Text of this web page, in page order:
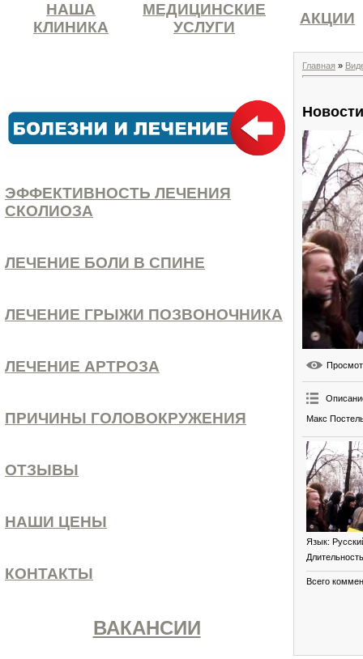
НАША
КЛИНИКА
МЕДИЦИНСКИЕ
УСЛУГИ
АКЦИИ
ЭФФЕКТИВНОСТЬ ЛЕЧЕНИЯ
СКОЛИОЗА
ЛЕЧЕНИЕ БОЛИ В СПИНЕ
ЛЕЧЕНИЕ ГРЫЖИ ПОЗВОНОЧНИКА
ЛЕЧЕНИЕ АРТРОЗА
ПРИЧИНЫ ГОЛОВОКРУЖЕНИЯ
ОТЗЫВЫ
НАШИ ЦЕНЫ
КОНТАКТЫ
ВАКАНСИИ
Главная »
Макс
Язык:
Всего